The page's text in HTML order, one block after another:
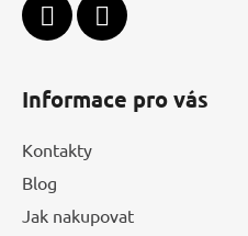
Informace pro vás
Kontakty
Blog
Jak nakupovat